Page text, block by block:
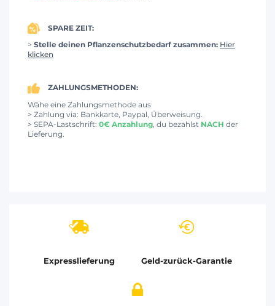
SPARE ZEIT:
> Stelle deinen Pflanzenschutzbedarf zusammen: Hier
klicken
ZAHLUNGSMETHODEN:
Wähe eine Zahlungsmethode aus
> Zahlung via: Bankkarte, Paypal, Überweisung.
> SEPA-Lastschrift: 0€ Anzahlung , du bezahlst NACH der
Lieferung.
Expresslieferung Geld-zurück-Garantie